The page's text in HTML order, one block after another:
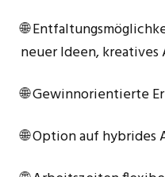
🌐
neuer Ideen,
🌐 Gewinnorientierte
🌐 Option auf hybrides